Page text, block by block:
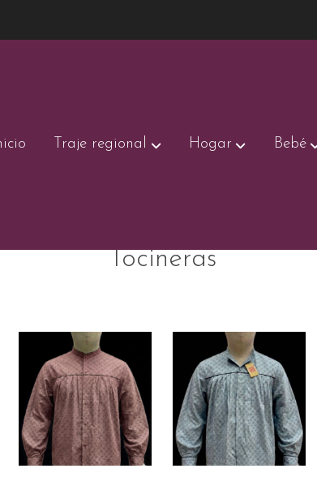
Traje regional Hogar Bebé
Tocineras